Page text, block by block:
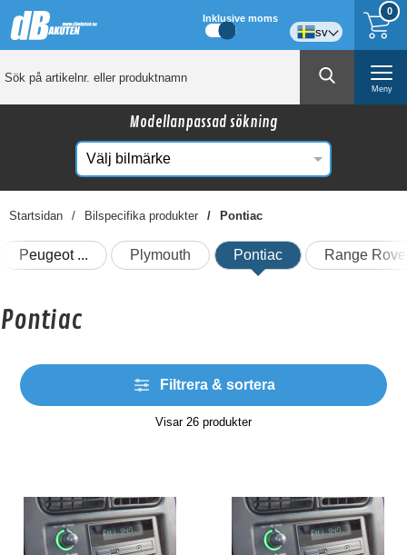
0
Inklusive moms
sv
Meny
Modellanpassad sökning
Startsidan Bilspecifika produkter Pontiac
Peugeot Plymouth Pontiac Range
Pontiac
Filtrera & sortera
Visar 26 produkter